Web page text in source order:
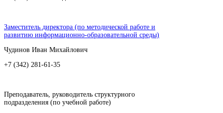
Заместитель директора (по методической работе и
развитию информационно-образовательной среды)
Чудинов Иван Михайлович
+7 (342) 281-61-35
Преподаватель, руководитель структурного
подразделения (по учебной работе)